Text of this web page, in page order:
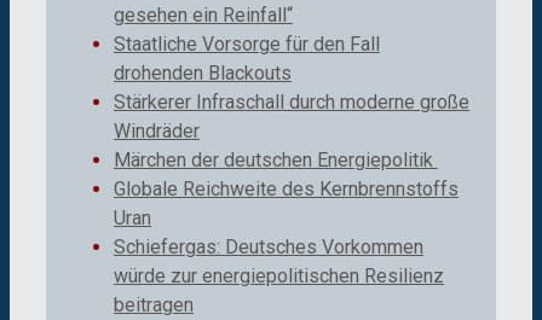
gesehen ein Reinfall“
Staatliche Vorsorge für den Fall
drohenden Blackouts
Stärkerer Infraschall durch moderne große
Windräder
Märchen der deutschen Energiepolitik
Globale Reichweite des Kernbrennstoffs
Uran
Schiefergas: Deutsches Vorkommen
würde zur energiepolitischen Resilienz
beitragen